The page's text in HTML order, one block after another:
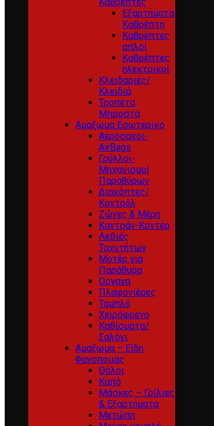
Εξαρτήματα
Καθρέπτη
Καθρέπτες
απλοί
Καθρέπτες
ηλεκτρικοί
Κλειδαριές/
Κλειδιά
Τροπέτα
Μπροστά
Αμαξωμα Εσωτερικο
Αερόσακοι-
AirBags
Γρύλλοι-
Μηχανισμοί
Παραθύρων
Διακόπτες/
Κοντρόλ
Ζώνες & Μέρη
Καντράν-Κοντέρ
Λεβιές
Ταχυτήτων
Μοτέρ για
Παράθυρα
Οργανα
Πλαφονιέρες
Ταμπλό
Χειρόφρενο
Καθίσματα/
Σαλόνι
Αμαξωμα – Είδη
Φανοποιιας
Θόλοι
Καπό
Μάσκες – Γρίλιες
& Εξαρτήματα
Μετώπη